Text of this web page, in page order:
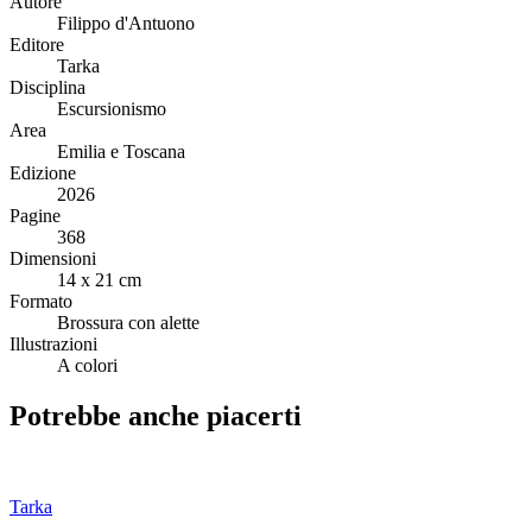
Filippo d'Antuono
Editore
Tarka
Disciplina
Escursionismo
Area
Emilia e Toscana
Edizione
2026
Pagine
368
Dimensioni
14 x 21 cm
Formato
Brossura con alette
Illustrazioni
A colori
Potrebbe anche piacerti
Tarka